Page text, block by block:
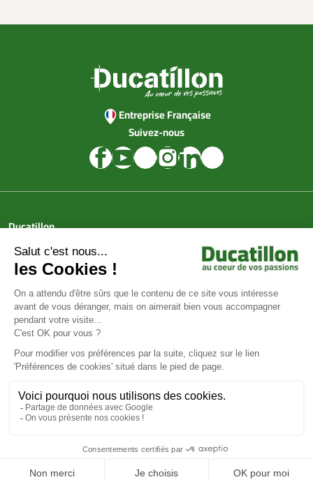
Entreprise Française
Suivez-nous
Ducatillon
Achat en ligne
Services
Aide & Conseils
Paiement sécurisé
© Ducatillon 2026